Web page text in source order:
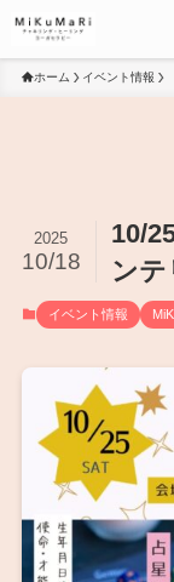
ホーム イベント情報
10/
ンテ
2025
10/18
イベント情報